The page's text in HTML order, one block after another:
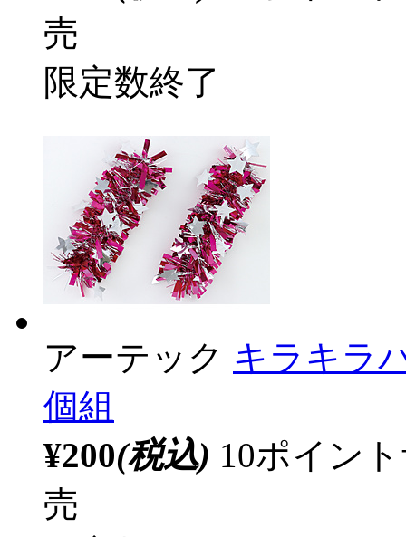
売
限定数終了
アーテック キラキラ
個組
¥200(税込) 10ポイン
売